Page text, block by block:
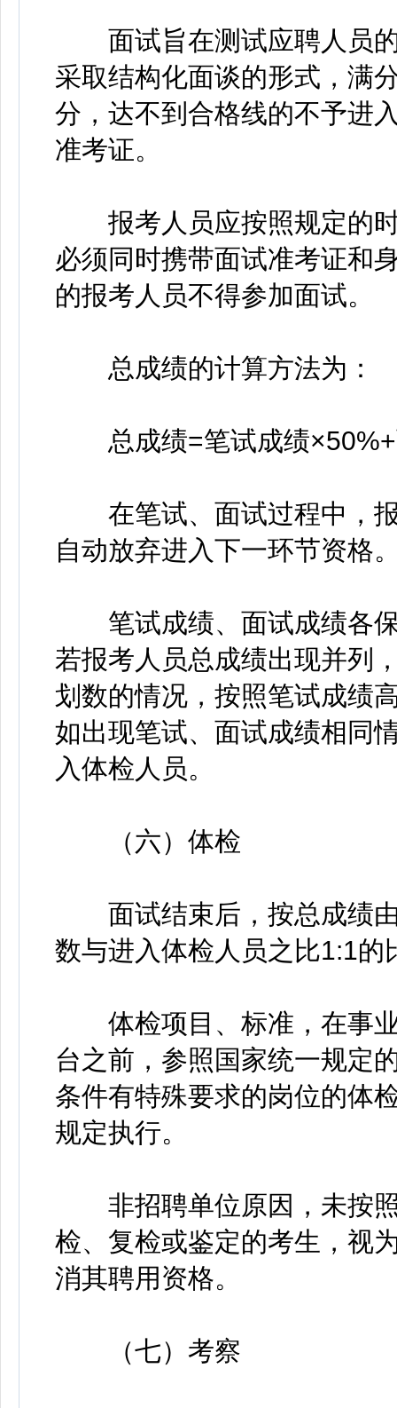
面试旨在测试应聘人员的
采取结构化面谈的形式，满
分，达不到合格线的不予进
准考证。
报考人员应按照规定的时
必须同时携带面试准考证和
的报考人员不得参加面试。
总成绩的计算方法为：
总成绩=笔试成绩×50%+
在笔试、面试过程中，报
自动放弃进入下一环节资格
笔试成绩、面试成绩各保
若报考人员总成绩出现并列
划数的情况，按照笔试成绩
如出现笔试、面试成绩相同
入体检人员。
（六）体检
面试结束后，按总成绩由
数与进入体检人员之比1:1
体检项目、标准，在事业
台之前，参照国家统一规定
条件有特殊要求的岗位的体
规定执行。
非招聘单位原因，未按照
检、复检或鉴定的考生，视
消其聘用资格。
（七）考察